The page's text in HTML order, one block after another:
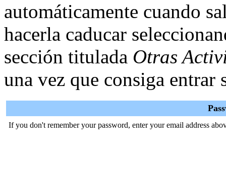
automáticamente cuando
hacerla caducar
sección titulada Otras
una vez que consiga entrar
If you don't remember your password, enter your email address